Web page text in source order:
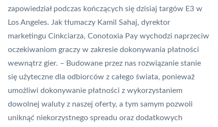
zapowiedział podczas kończących się dzisiaj targów E3 w
Los Angeles. Jak tłumaczy Kamil Sahaj, dyrektor
marketingu Cinkciarza, Conotoxia Pay wychodzi naprzeciw
oczekiwaniom graczy w zakresie dokonywania płatności
wewnątrz gier. – Budowane przez nas rozwiązanie stanie
się użyteczne dla odbiorców z całego świata, ponieważ
umożliwi dokonywanie płatności z wykorzystaniem
dowolnej waluty z naszej oferty, a tym samym pozwoli
uniknąć niekorzystnego spreadu oraz dodatkowych